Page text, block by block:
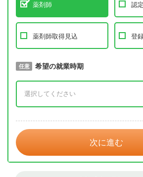
薬剤師 認
薬剤師取得見込 登
必須 取得予定年
任意 希望の就業時期
次に進む